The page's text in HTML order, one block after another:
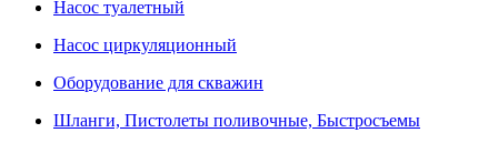
Насос туалетный
Насос циркуляционный
Оборудование для скважин
Шланги, Пистолеты поливочные, Быстросъемы